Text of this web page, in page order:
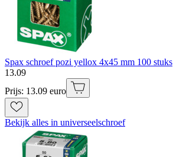
Spax schroef pozi yellox 4x45 mm 100 stuks
13.09
Prijs: 13.09 euro
Bekijk alles in universeelschroef